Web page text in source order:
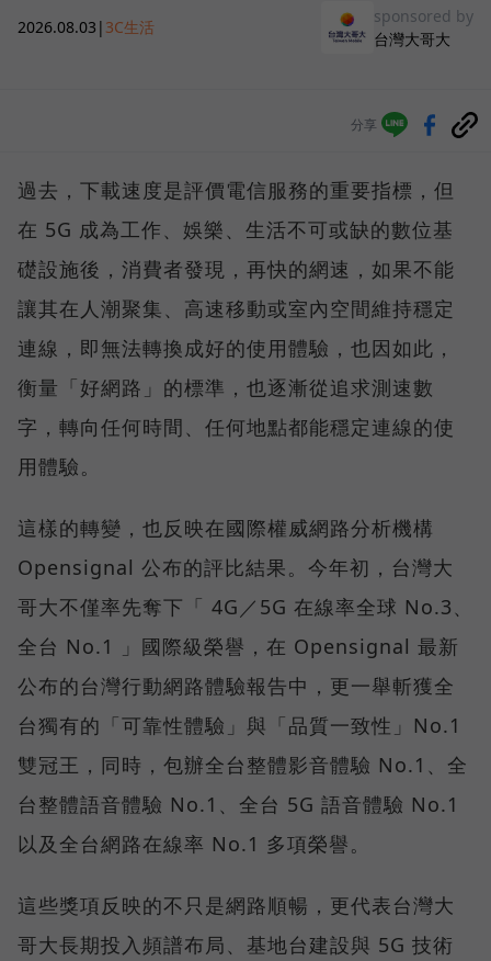
2026.08.03 | 3C生活
sponsored by
台灣大哥大
分享
過去，下載速度是評價電信服務的重要指標，但
在 5G 成為工作、娛樂、生活不可或缺的數位基
礎設施後，消費者發現，再快的網速，如果不能
讓其在人潮聚集、高速移動或室內空間維持穩定
連線，即無法轉換成好的使用體驗，也因如此，
衡量「好網路」的標準，也逐漸從追求測速數
字，轉向任何時間、任何地點都能穩定連線的使
用體驗。
這樣的轉變，也反映在國際權威網路分析機構
Opensignal 公布的評比結果。今年初，台灣大
哥大不僅率先奪下「 4G／5G 在線率全球 No.3、
全台 No.1 」國際級榮譽，在 Opensignal 最新
公布的台灣行動網路體驗報告中，更一舉斬獲全
台獨有的「可靠性體驗」與「品質一致性」No.1
雙冠王，同時，包辦全台整體影音體驗 No.1、全
台整體語音體驗 No.1、全台 5G 語音體驗 No.1
以及全台網路在線率 No.1 多項榮譽。
這些獎項反映的不只是網路順暢，更代表台灣大
哥大長期投入頻譜布局、基地台建設與 5G 技術